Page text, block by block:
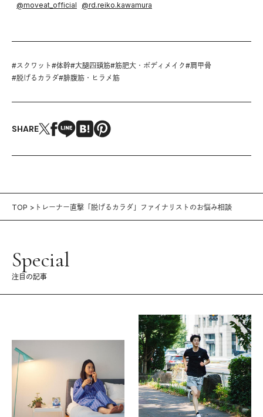
@moveat_official @rd.reiko.kawamura
#スクワット #体幹#大腿四頭筋#筋肥大・ボディメイク#肩甲骨
#脱げるカラダ#腓腹筋・ヒラメ筋
SHARE
TOP トレーナー直撃「脱げるカラダ」ファイナリストのお悩み相談
Special
注目の記事